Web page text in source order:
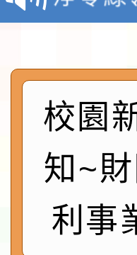
檢送桃
及師生
實施要
115年
程
函轉國
鎮韌性
速演
「115
本校
第3次
檢送
校園
知~
利事